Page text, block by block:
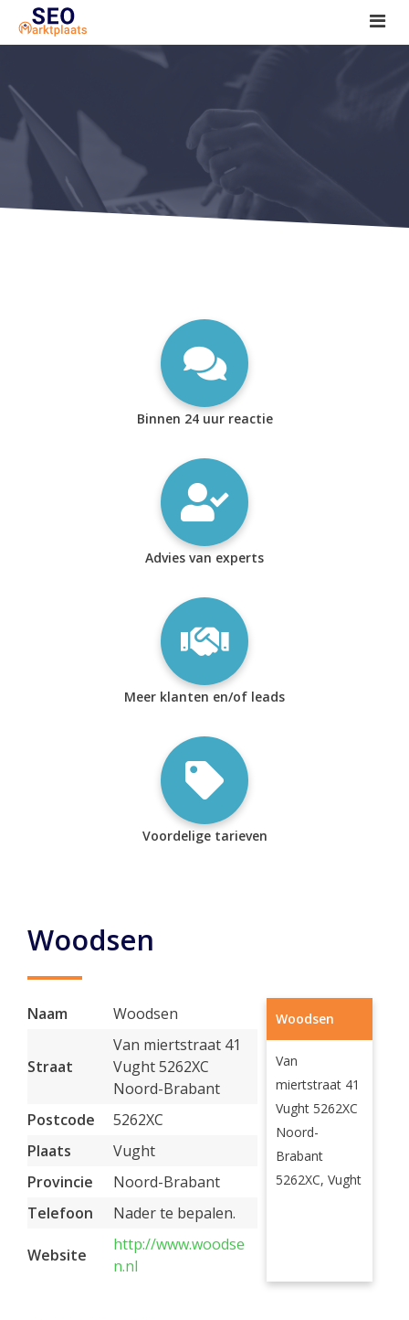
SEO tools reviews
Marketeer bij jou in de buurt?
Offerte
1. Seo voor beginners +
2. Onderzoeken +
Binnen 24 uur reactie
Advies van experts
Meer klanten en/of leads
Voordelige tarieven
Woodsen
Naam Woodsen
Straat
Van miertstraat 41
Vught 5262XC
Noord-Brabant
Postcode
5262XC
Plaats
Vught
Provincie
Noord-Brabant
Telefoon
Nader te bepalen.
Website
http://www.woodse
n.nl
Woodsen
Van
miertstraat 41
Vught 5262XC
Noord-
Brabant
5262XC, Vught